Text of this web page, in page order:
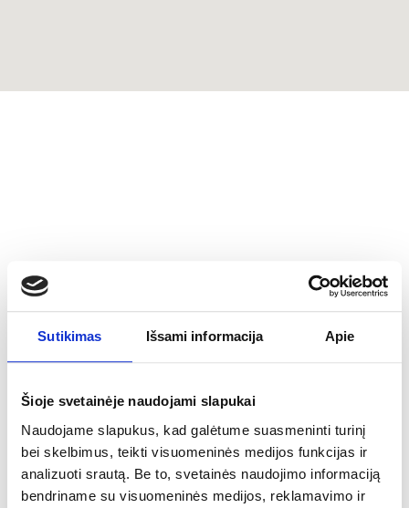
Sutikimas Išsami informacija Apie
Šioje svetainėje naudojami slapukai
Naudojame slapukus, kad galėtume suasmeninti turinį
bei skelbimus, teikti visuomeninės medijos funkcijas ir
analizuoti srautą. Be to, svetainės naudojimo informaciją
bendriname su visuomeninės medijos, reklamavimo ir